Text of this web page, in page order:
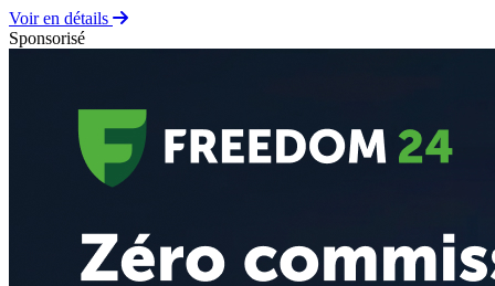
Voir en détails
Sponsorisé